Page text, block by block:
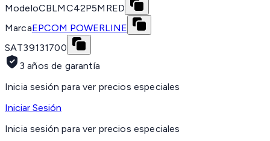
ModeloCBLMC42P5MRED
MarcaEPCOM POWERLINE
SAT39131700
3 años de garantía
Inicia sesión para ver precios especiales
Iniciar Sesión
Inicia sesión para ver precios especiales